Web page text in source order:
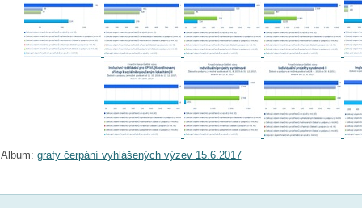
Album: grafy čerpání vyhlášených výzev 15.6.2017